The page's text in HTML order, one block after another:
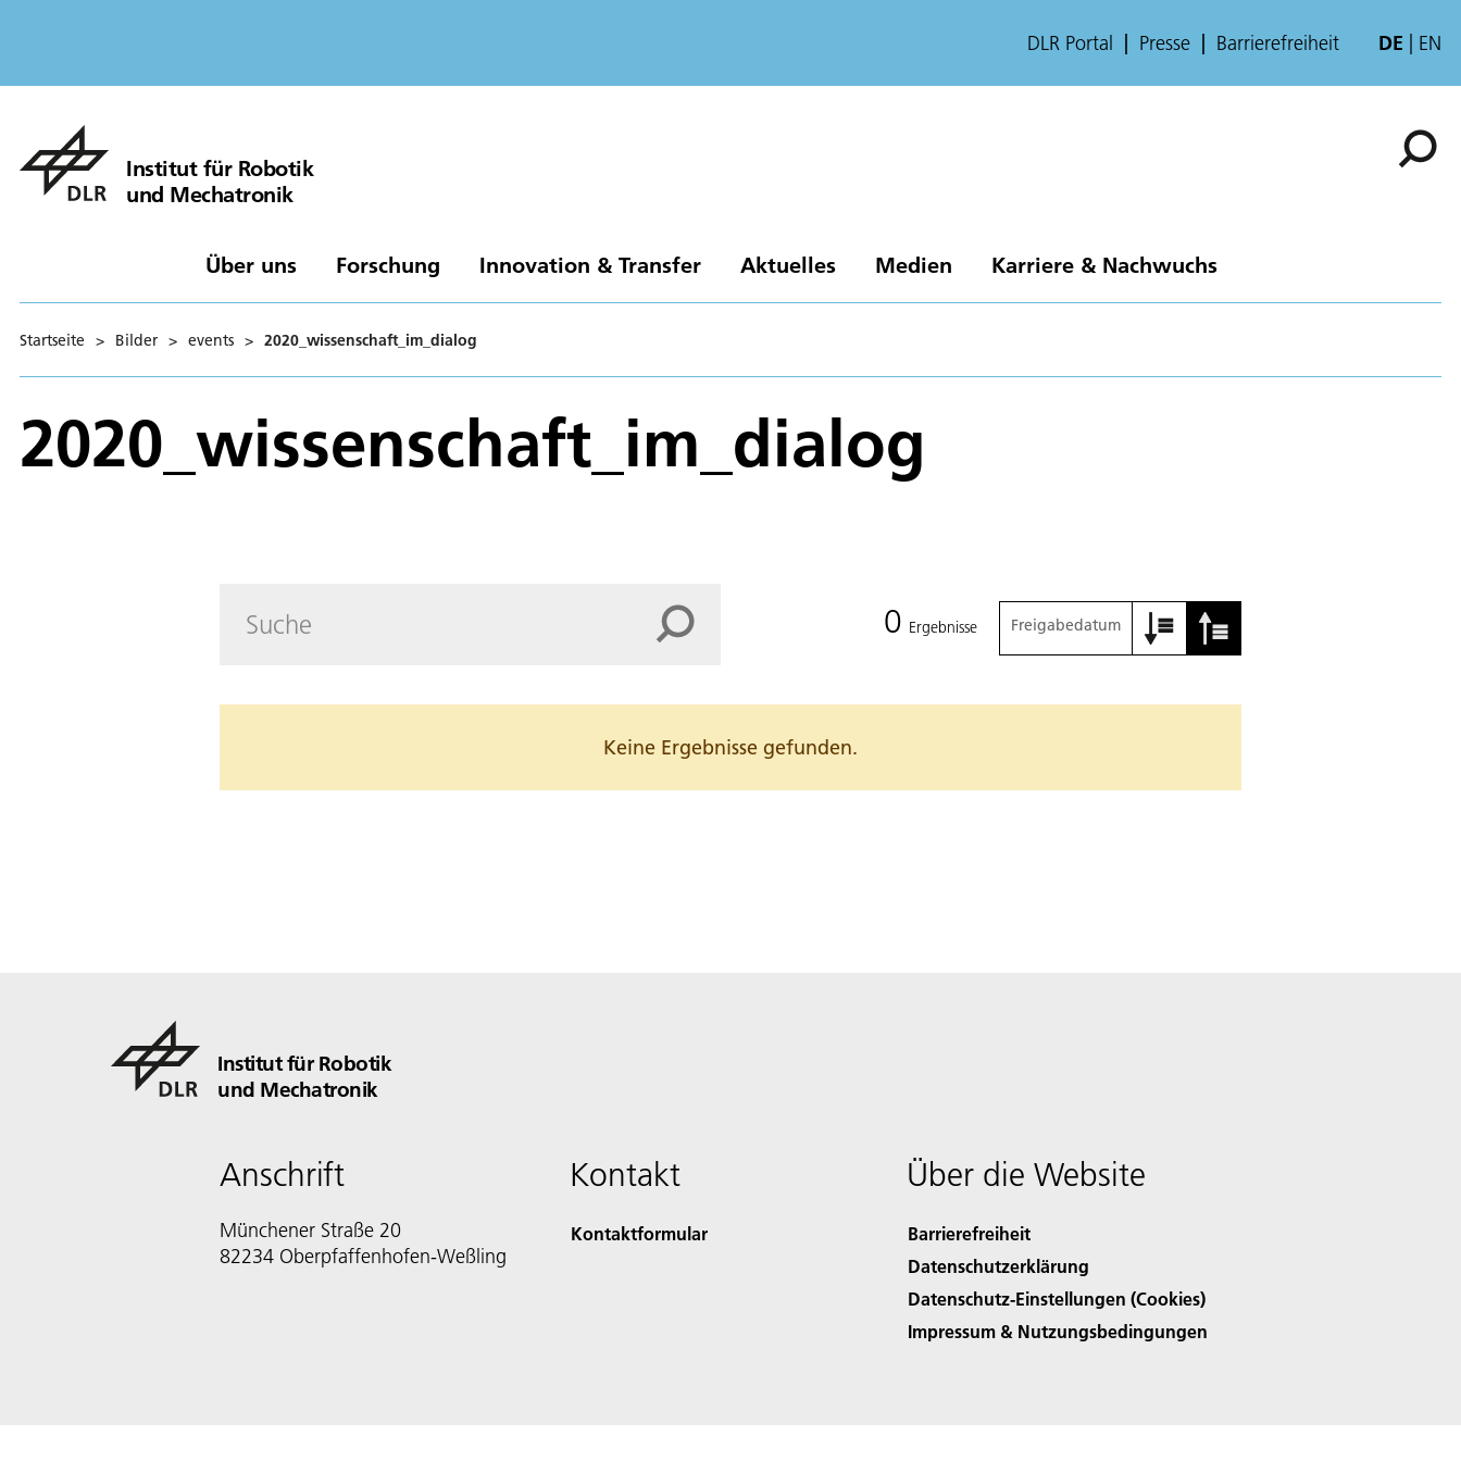
DLR Portal Presse Barrierefreiheit DE EN
Institut für Robotik
und Mechatronik
Über uns Forschung Innovation & Transfer Aktuelles Medien Karriere & Nachwuchs
Startseite > Bilder > events > 2020_wissenschaft_im_dialog
2020_wissenschaft_im_dialog
0 Ergebnisse Freigabedatum
Keine Ergebnisse gefunden.
Institut für Robotik
und Mechatronik
Anschrift
Münchener Straße 20
82234 Oberpfaffenhofen-Weßling
Kontakt
Kontaktformular
Über die Website
Barrierefreiheit
Datenschutzerklärung
Datenschutz-Einstellungen (Cookies)
Impressum & Nutzungsbedingungen